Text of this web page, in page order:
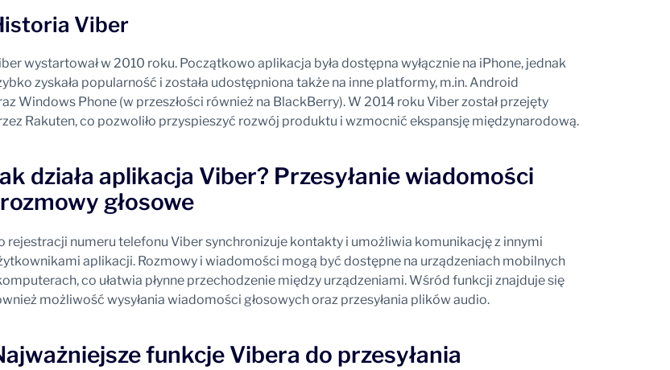
Viber
wystartował w 2010 roku. Początkowo aplikacja była dostępna wyłącznie na iPhone, jednak
zyskała popularność i została udostępniona także na inne platformy, m.in. Android
Windows Phone (w przeszłości również na BlackBerry). W 2014 roku Viber został przejęty
Rakuten, co pozwoliło przyspieszyć rozwój produktu i wzmocnić ekspansję międzynarodową.
działa aplikacja Viber? Przesyłanie wiadomości
głosowe
rejestracji numeru telefonu Viber synchronizuje kontakty i umożliwia komunikację z innymi
aplikacji. Rozmowy i wiadomości mogą być dostępne na urządzeniach mobilnych
co ułatwia płynne przechodzenie między urządzeniami. Wśród funkcji znajduje się
możliwość wysyłania wiadomości głosowych oraz przesyłania plików audio.
funkcje Vibera do przesyłania